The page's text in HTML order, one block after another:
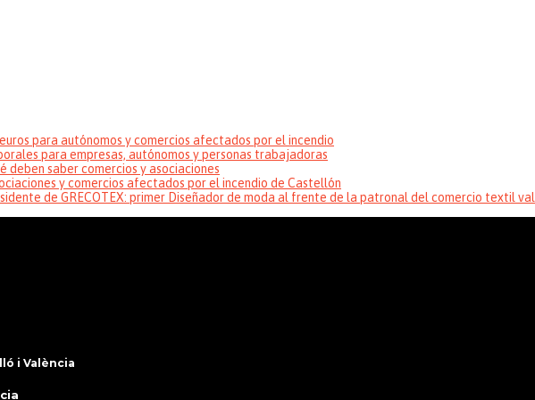
para autónomos y comercios afectados por el incendio
para empresas, autónomos y personas trabajadoras
deben saber comercios y asociaciones
y comercios afectados por el incendio de Castellón
de GRECOTEX: primer Diseñador de moda al frente de la patronal del comercio textil
i València